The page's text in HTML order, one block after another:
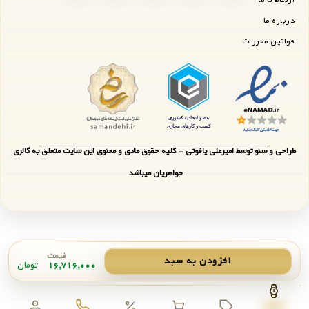
افزودن به سبد قیمت
۱۶,۷۱۶,۰۰۰ تومان
درباره ما
قوانین مقررات
طراحی و سئو توسط امیرعلی یاقوتی - کلیه حقوق مادی و معنوی این سایت متعلق به گالری
جواهریان میباشد.